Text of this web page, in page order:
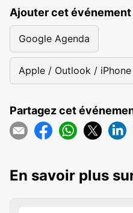
Ajouter cet événement
Google Agenda
Apple / Outlook /
Partagez cet
En savoir plus